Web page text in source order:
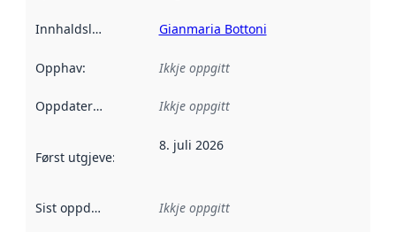
Innhaldsleverandørar :
Gianmaria Bottoni
Opphav: Ikkje oppgitt
Oppdateringsfrekvens :
Ikkje oppgitt
Først utgjeve: Denne datoen seier når dataa i dette
8. juli 2026
Sist oppdatert Ikkje oppgitt